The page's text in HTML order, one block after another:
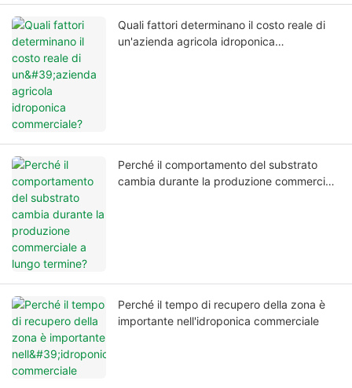
Quali fattori determinano il costo reale di
un'azienda agricola idroponica
Perché il comportamento del substrato
cambia durante la produzione commerciale
Perché il tempo di recupero della zona è
importante nell'idroponica commerciale